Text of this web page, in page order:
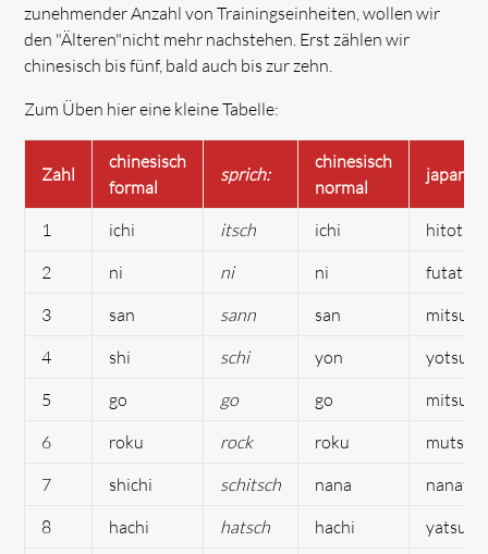
zunehmender Anzahl von Trainingseinheiten, wollen wir
den "Älteren"nicht mehr nachstehen. Erst zählen wir
chinesisch bis fünf, bald auch bis zur zehn.
Zum Üben hier eine kleine Tabelle:
Zahl
chinesisch
formal
sprich:
chinesisch
normal
1 ichi itsch ichi
hitotsu
2
ni ni ni
futatsu
3
san sann san
mitsu
4
shi schi yon
yotsu
5
go go go
mitsu
6
roku rock roku
mutsu
7
shichi schitsch nana
nanatsu
8
hachi hatsch hachi
yatsu